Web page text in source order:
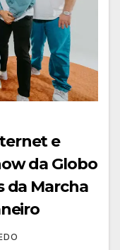
e
da Globo
da Marcha